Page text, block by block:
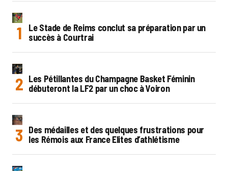
Le Stade de Reims conclut sa préparation par un
succès à Courtrai
Les Pétillantes du Champagne Basket Féminin
débuteront la LF2 par un choc à Voiron
Des médailles et des quelques frustrations pour
les Rémois aux France Elites d’athlétisme